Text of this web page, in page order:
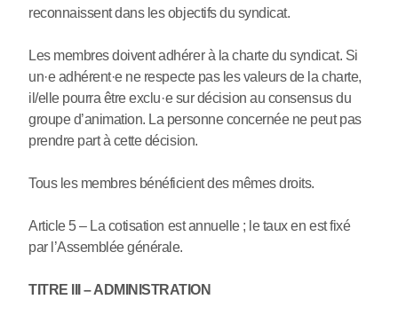
reconnaissent dans les objectifs du syndicat.
Les membres doivent adhérer à la charte du syndicat. Si
un·e adhérent·e ne respecte pas les valeurs de la charte,
il/elle pourra être exclu·e sur décision au consensus du
groupe d’animation. La personne concernée ne peut pas
prendre part à cette décision.
Tous les membres bénéficient des mêmes droits.
Article 5 – La cotisation est annuelle ; le taux en est fixé
par l’Assemblée générale.
TITRE III – ADMINISTRATION